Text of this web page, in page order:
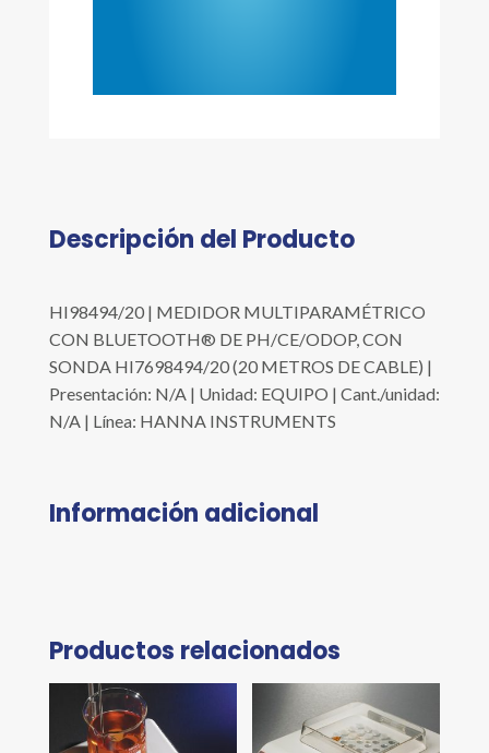
Descripción del Producto
HI98494/20 | MEDIDOR MULTIPARAMÉTRICO
CON BLUETOOTH® DE PH/CE/ODOP, CON
SONDA HI7698494/20 (20 METROS DE CABLE) |
Presentación: N/A | Unidad: EQUIPO | Cant./unidad:
N/A | Línea: HANNA INSTRUMENTS
Información adicional
Productos relacionados